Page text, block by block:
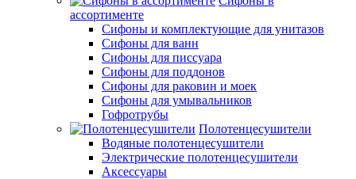
ассортименте
Сифоны и комплектующие для унитазов
Сифоны для ванн
Сифоны для писсуара
Сифоны для поддонов
Сифоны для раковин и моек
Сифоны для умывальников
Гофротрубы
Полотенцесушители
Водяные полотенцесушители
Электрические полотенцесушители
Аксессуары